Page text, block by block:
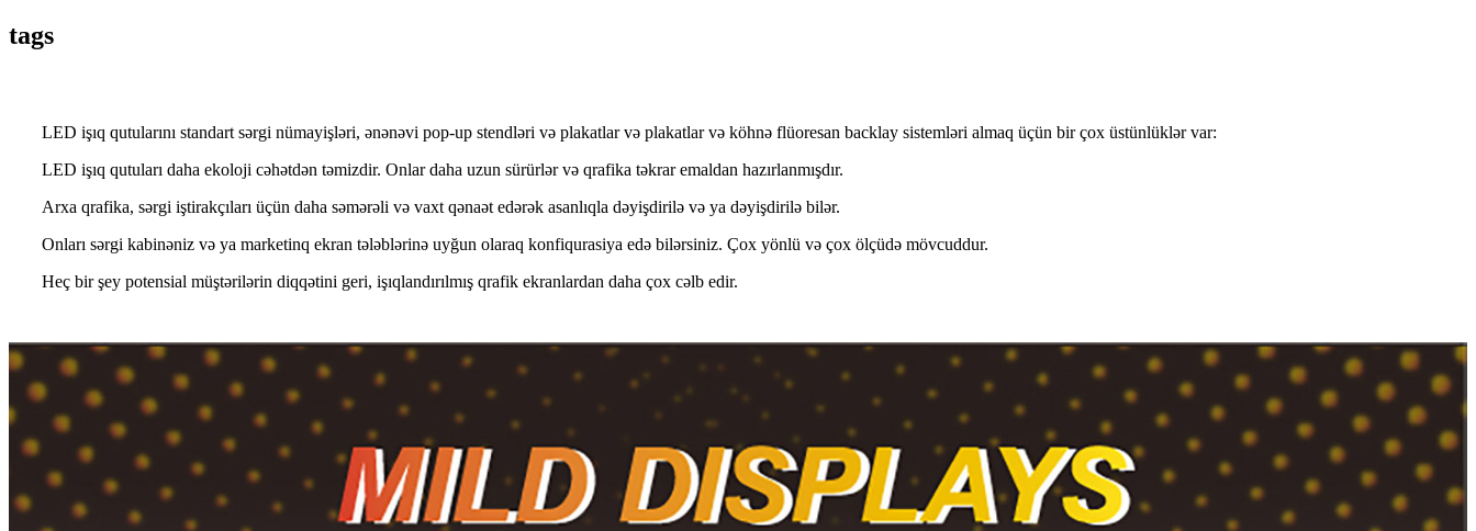
tags
LED işıq qutularını standart sərgi nümayişləri, ənənəvi pop-up stendləri və plakatlar və plakatlar və köhnə flüoresan backlay sistemləri almaq üçün bir çox üstünlüklər var:
LED işıq qutuları daha ekoloji cəhətdən təmizdir. Onlar daha uzun sürürlər və qrafika təkrar emaldan hazırlanmışdır.
Arxa qrafika, sərgi iştirakçıları üçün daha səmərəli və vaxt qənaət edərək asanlıqla dəyişdirilə və ya dəyişdirilə bilər.
Onları sərgi kabinəniz və ya marketinq ekran tələblərinə uyğun olaraq konfiqurasiya edə bilərsiniz. Çox yönlü və çox ölçüdə mövcuddur.
Heç bir şey potensial müştərilərin diqqətini geri, işıqlandırılmış qrafik ekranlardan daha çox cəlb edir.